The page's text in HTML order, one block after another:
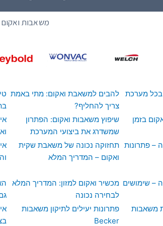
משאבות ואקום
בכל מערכת
להבים למשאבת ואקום: מתי באמת
צריך להחליף?
בזמן
שיפוץ משאבות ואקום: הפתרון
שמשדרג את ביצועי המערכת
– פתרונות תחזוקה נכונה של משאבת שקית
ואקום – המדריך המלא
– שימושים מכשיר ואקום למזון: המדריך המלא
לבחירה נכונה
משאבות
פתרונות יעילים לתיקון משאבות
Becker